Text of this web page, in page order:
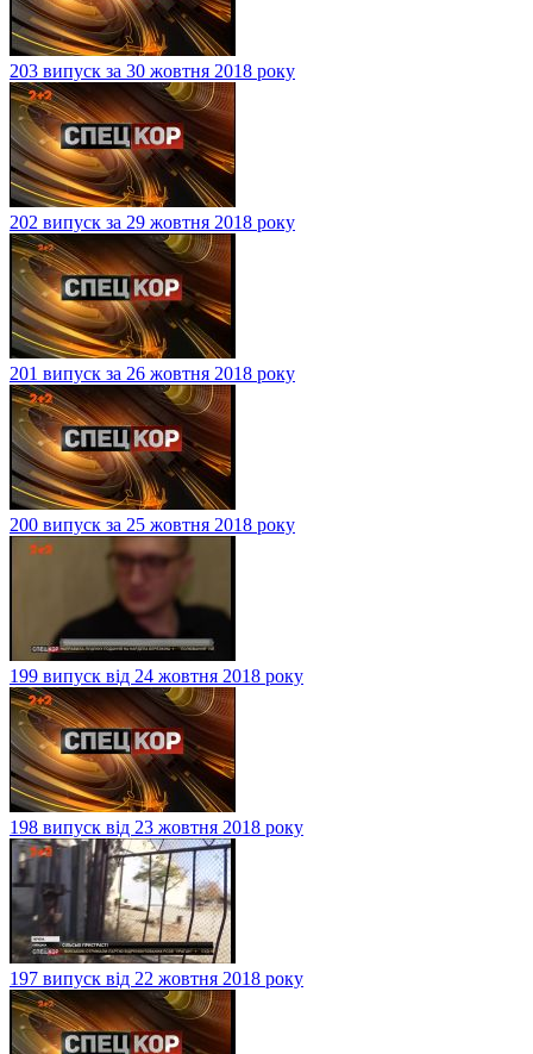
203 випуск за 30 жовтня 2018 року
202 випуск за 29 жовтня 2018 року
201 випуск за 26 жовтня 2018 року
200 випуск за 25 жовтня 2018 року
199 випуск від 24 жовтня 2018 року
198 випуск від 23 жовтня 2018 року
197 випуск від 22 жовтня 2018 року